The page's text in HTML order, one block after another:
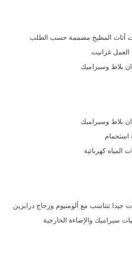
أثاث المطبخ مصممة حسب الطلب
غرانيت
بلاط وسيراميك
بلاط وسيراميك
استحمام
المياه كهربائية
جيدا تتناسب مع ألومنيوم وزجاج درابزين
سيراميك والإضاءة الخارجية